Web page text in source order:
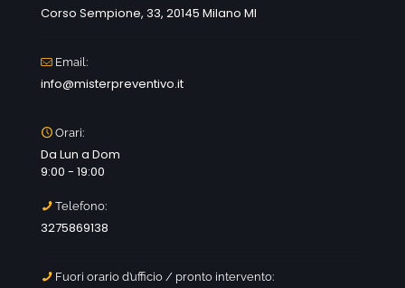
Corso Sempione, 33, 20145 Milano MI
Email:
info@misterpreventivo.it
Orari:
Da Lun a Dom
9:00 - 19:00
Telefono:
3275869138
Fuori orario d’ufficio / pronto intervento: